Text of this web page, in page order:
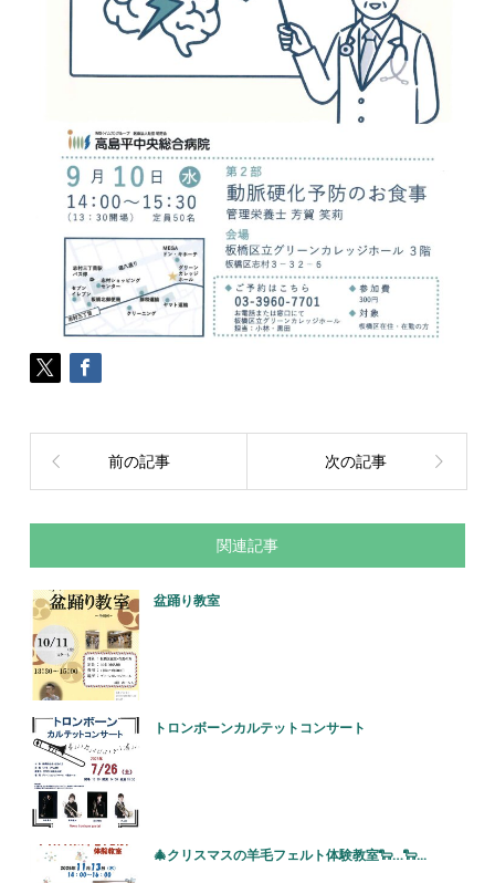
前の記事 次の記事
関連記事
盆踊り教室
トロンボーンカルテットコンサート
🎄クリスマスの羊毛フェルト体験教室🐑…🐑...